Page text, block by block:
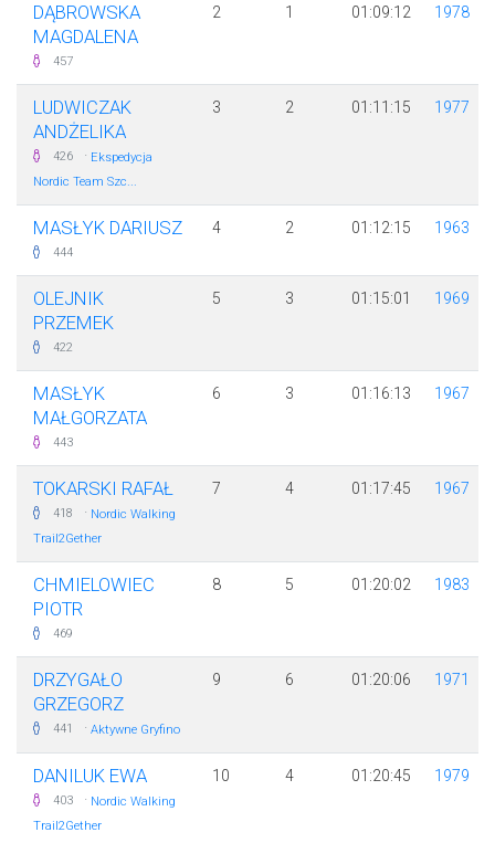
DĄBROWSKA
MAGDALENA
457
2 1 01:09:12 1978
LUDWICZAK
ANDŻELIKA
426 · Ekspedycja
Nordic Team Szc...
3 2 01:11:15 1977
MASŁYK DARIUSZ
444
4 2 01:12:15 1963
OLEJNIK
PRZEMEK
422
5 3 01:15:01 1969
MASŁYK
MAŁGORZATA
443
6 3 01:16:13 1967
TOKARSKI RAFAŁ
418 · Nordic Walking
Trail2Gether
7 4 01:17:45 1967
CHMIELOWIEC
PIOTR
469
8 5 01:20:02 1983
DRZYGAŁO
GRZEGORZ
441 · Aktywne Gryfino
9 6 01:20:06 1971
DANILUK EWA
403 · Nordic Walking
Trail2Gether
10 4 01:20:45 1979